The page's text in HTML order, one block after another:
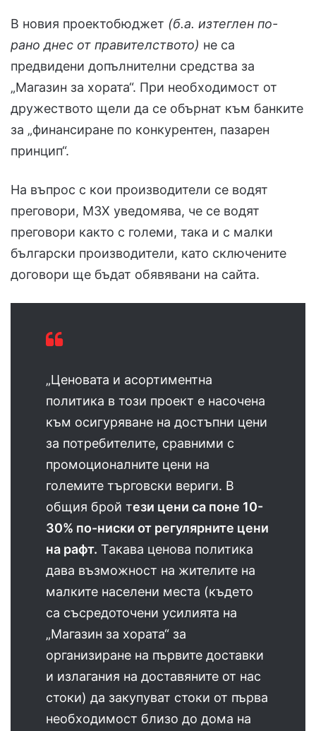
В новия проектобюджет (б.а. изтеглен по-
рано днес от правителството) не са
предвидени допълнителни средства за
„Магазин за хората“. При необходимост от
дружеството щели да се обърнат към банките
за „финансиране по конкурентен, пазарен
принцип“.
На въпрос с кои производители се водят
преговори, МЗХ уведомява, че се водят
преговори както с големи, така и с малки
български производители, като сключените
договори ще бъдат обявявани на сайта.
„Ценовата и асортиментна
политика в този проект е насочена
към осигуряване на достъпни цени
за потребителите, сравними с
промоционалните цени на
големите търговски вериги. В
общия брой тези цени са поне 10-
30% по-ниски от регулярните цени
на рафт. Такава ценова политика
дава възможност на жителите на
малките населени места (където
са съсредоточени усилията на
„Магазин за хората“ за
организиране на първите доставки
и излагания на доставяните от нас
стоки) да закупуват стоки от първа
необходимост близо до дома на